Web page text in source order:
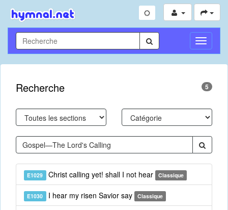
Toggle
Recherche 5
E1029 Christ calling yet! shall I not hear Classique
E1030 I hear my risen Savior say Classique